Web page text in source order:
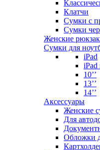
Клатчи
Сумки с
Сумки
Женские
Сумки для
iPad
iPad
10’’
13’’
14’’
Аксессуары
Женские
Для
Обложки